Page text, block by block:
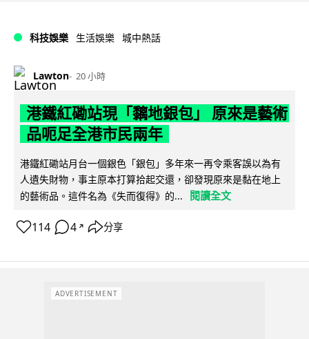
科技娛樂 生活娛樂 城中熱話
Lawton 20 小時
港鐵紅磡站現「黐地銀包」 原來是藝術
品呃足全港市民兩年
港鐵紅磡站月台一個銀色「銀包」多年來一再令乘客誤以為有
人遺失財物，事主原本打算拾起交還，卻發現原來是黏在地上
的藝術品。這件名為《失而復得》的...
閱讀全文
114 4 ↗ 分享
ADVERTISEMENT